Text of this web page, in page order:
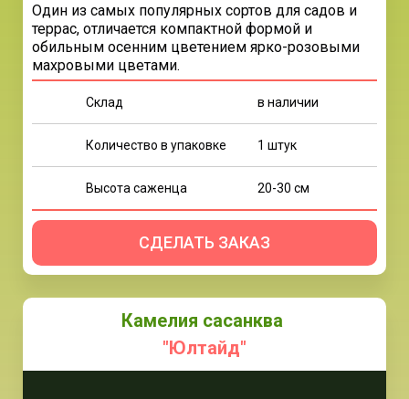
Один из самых популярных сортов для садов и
террас, отличается компактной формой и
обильным осенним цветением ярко-розовыми
махровыми цветами.
Склад в наличии
Количество в упаковке 1 штук
Высота саженца 20-30 см
СДЕЛАТЬ ЗАКАЗ
Камелия сасанква
"Юлтайд"